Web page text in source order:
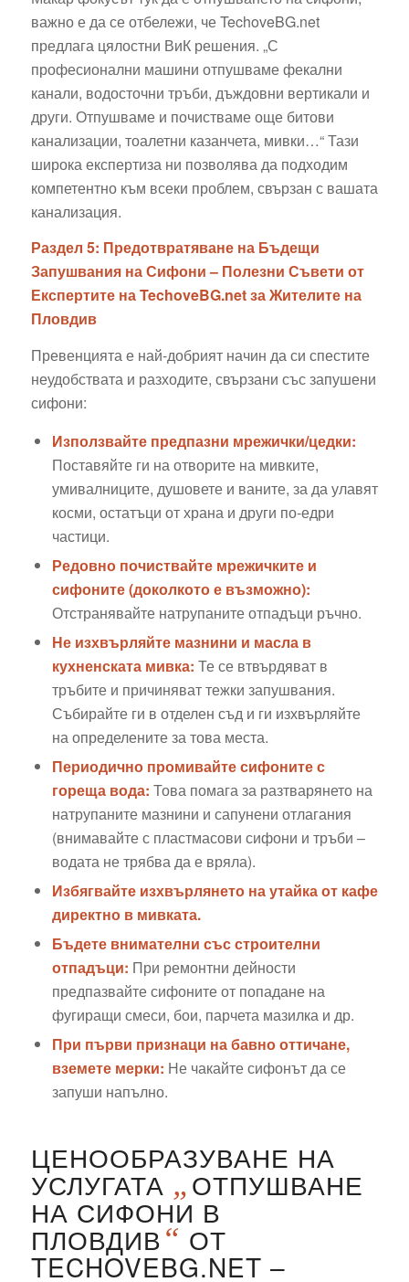
важно е да се отбележи, че TechoveBG.net
предлага цялостни ВиК решения. „С
професионални машини отпушваме фекални
канали, водосточни тръби, дъждовни вертикали и
други. Отпушваме и почистваме още битови
канализации, тоалетни казанчета, мивки…“ Тази
широка експертиза ни позволява да подходим
компетентно към всеки проблем, свързан с вашата
канализация.
Раздел 5: Предотвратяване на Бъдещи
Запушвания на Сифони – Полезни Съвети от
Експертите на TechoveBG.net за Жителите на
Пловдив
Превенцията е най-добрият начин да си спестите
неудобствата и разходите, свързани със запушени
сифони:
Използвайте предпазни мрежички/цедки:
Поставяйте ги на отворите на мивките,
умивалниците, душовете и ваните, за да улавят
косми, остатъци от храна и други по-едри
частици.
Редовно почиствайте мрежичките и
сифоните (доколкото е възможно):
Отстранявайте натрупаните отпадъци ръчно.
Не изхвърляйте мазнини и масла в
кухненската мивка: Те се втвърдяват в
тръбите и причиняват тежки запушвания.
Събирайте ги в отделен съд и ги изхвърляйте
на определените за това места.
Периодично промивайте сифоните с
гореща вода: Това помага за разтварянето на
натрупаните мазнини и сапунени отлагания
(внимавайте с пластмасови сифони и тръби –
водата не трябва да е вряла).
Избягвайте изхвърлянето на утайка от кафе
директно в мивката.
Бъдете внимателни със строителни
отпадъци: При ремонтни дейности
предпазвайте сифоните от попадане на
фугиращи смеси, бои, парчета мазилка и др.
При първи признаци на бавно оттичане,
вземете мерки: Не чакайте сифонът да се
запуши напълно.
ЦЕНООБРАЗУВАНЕ НА
УСЛУГАТА „ОТПУШВАНЕ
НА СИФОНИ В
ПЛОВДИВ“ ОТ
TECHOVEBG.NET –